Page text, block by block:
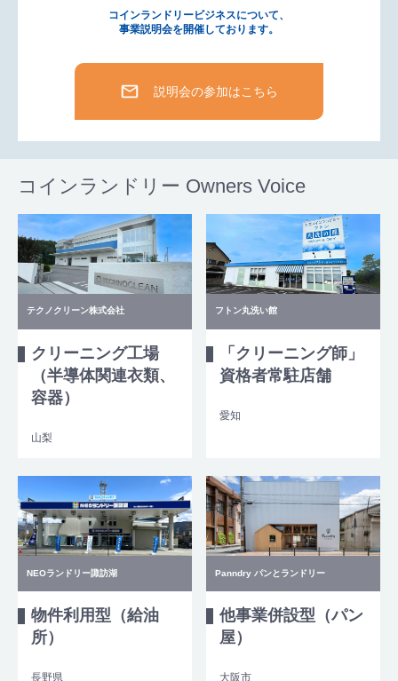
コインランドリービジネスについて、
事業説明会を開催しております。
説明会の参加はこちら
コインランドリー Owners Voice
テクノクリーン株式会社
クリーニング工場
（半導体関連衣類、
容器）
山梨
フトン丸洗い館
「クリーニング師」
資格者常駐店舗
愛知
NEOランドリー諏訪湖
物件利用型（給油
所）
長野県
Panndry パンとランドリー
他事業併設型（パン
屋）
大阪市